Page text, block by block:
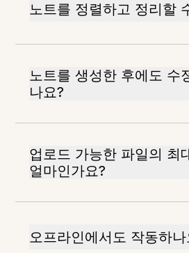
노트를 정렬하고 정리할
노트를 생성한 후에도 수
나요?
업로드 가능한 파일의 최
얼마인가요?
오프라인에서도 작동하나